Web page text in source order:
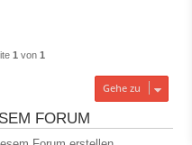
1 von 1
Gehe zu
FORUM